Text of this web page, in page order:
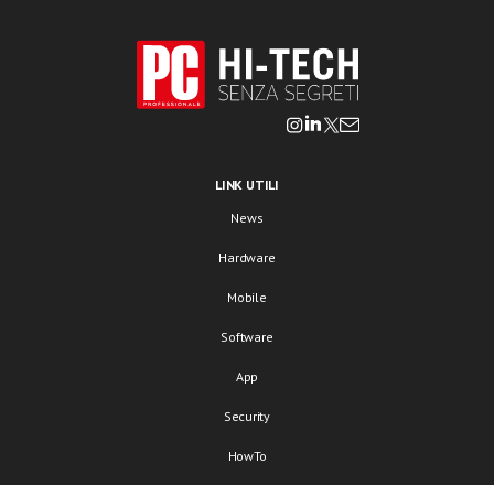
LINK UTILI
News
Hardware
Mobile
Software
App
Security
HowTo